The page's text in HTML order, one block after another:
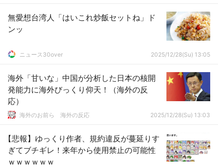
無愛想台湾人「はいこれ炒飯セットね」ド
ンッ
ニュース30over 2025/12/28(Su) 13:05
海外「甘いな」中国が分析した日本の核開
発能力に海外びっくり仰天！（海外の反
応）
海外のお前ら 海外の反応 2025/12/28(Su) 13:03
【悲報】ゆっくり作者、規約違反が蔓延りす
ぎてブチギレ！来年から使用禁止の可能性
ｗｗｗｗｗｗ